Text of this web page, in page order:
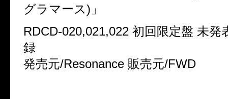
グラマース)」
RDCD-020,021,022 初回限定盤 未発
録
発売元/Resonance 販売元/FWD